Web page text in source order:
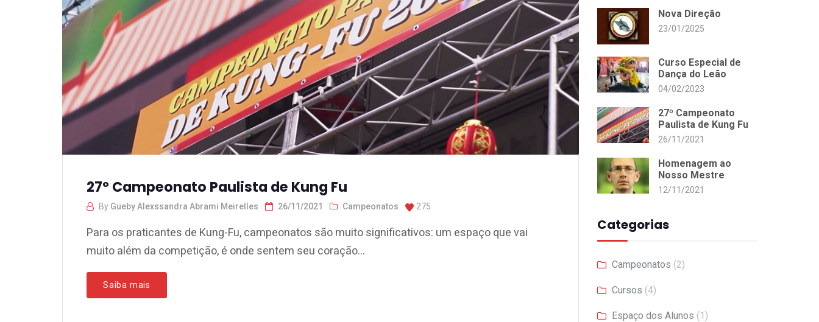
27º Campeonato Paulista de Kung Fu
By Gueby Alexssandra Abrami Meirelles 26/11/2021 Campeonatos 275
Para os praticantes de Kung-Fu, campeonatos são muito significativos: um espaço que vai
muito além da competição, é onde sentem seu coração...
Saiba mais
Nova Direção
23/01/2025
Curso Especial de
Dança do Leão
04/02/2023
27º Campeonato
Paulista de Kung Fu
26/11/2021
Homenagem ao
Nosso Mestre
12/11/2021
Categorias
Campeonatos (2)
Cursos (4)
Espaço dos Alunos (1)